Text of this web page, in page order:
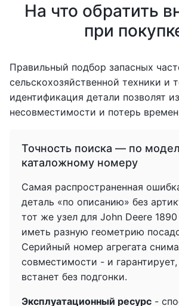
На что обратить
при
Правильный подбор запасных
сельскохозяйственной техники и
идентификация детали позволят
несовместимости и потерь
Точность поиска — по
каталожному номеру
Самая распространенная
деталь «по описанию» без
тот же узел для John Deere
иметь разную геометрию
Серийный номер агрегата
совместимости - и гарантирует,
встанет без подгонки.
Эксплуатационный ресурс -